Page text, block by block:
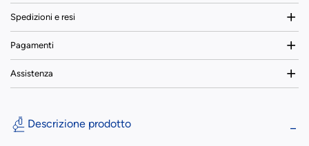
Spedizioni e resi
Pagamenti
Assistenza
Descrizione prodotto